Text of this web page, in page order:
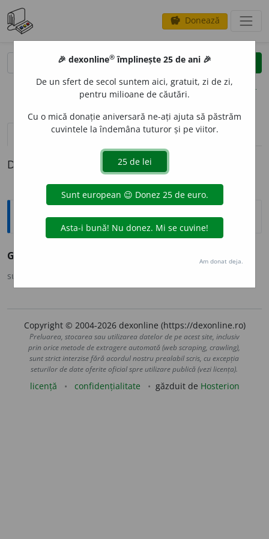
savings Donează
clear
opțiuni
definiții (1) pronunțievolume_up (3)
Definiția cu ID-ul 185910:
Sinonime
GRANDOMAN
sursa:
Copyright © 2004-2026 dexonline (https://dexonline.ro)
Preluarea, stocarea sau utilizarea datelor de pe acest site, inclusiv
prin orice metode de extragere automată (web scraping, crawling),
sunt strict interzise fără acordul nostru prealabil scris, cu excepția
seturilor de date oferite oficial spre utilizare publică (vezi licența).
licență confidențialitate găzduit de Hosterion
🎉 dexonline® împlinește 25 de ani 🎉
De un sfert de secol suntem aici, gratuit, zi de zi,
pentru milioane de căutări.
Cu o mică donație aniversară ne-ați ajuta să păstrăm
cuvintele la îndemâna tuturor și pe viitor.
Am donat deja.